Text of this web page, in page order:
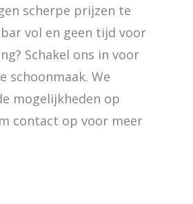
scherpe prijzen te
vol en geen tijd voor
Schakel ons in voor
schoonmaak. We
mogelijkheden op
contact op voor meer